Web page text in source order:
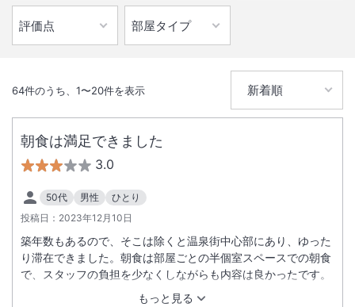
64件のうち、 1〜20件を表示
朝食は満足できました
3.0
50代 男性
ひとり
投稿日： 2023年12月10日
もっと見る
築年数もあるので、そこは除くと温泉街中心部にあり、ゆった
り滞在できました。朝食は部屋ごとの半個室スペースでの朝食
で、スタッフの負担を少なくしながらも内容は良かったです。